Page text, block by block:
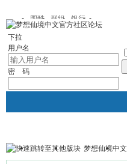
图酷 群组 银行
下拉
用户名
密 码
银行 群组聚合
梦想仙境中